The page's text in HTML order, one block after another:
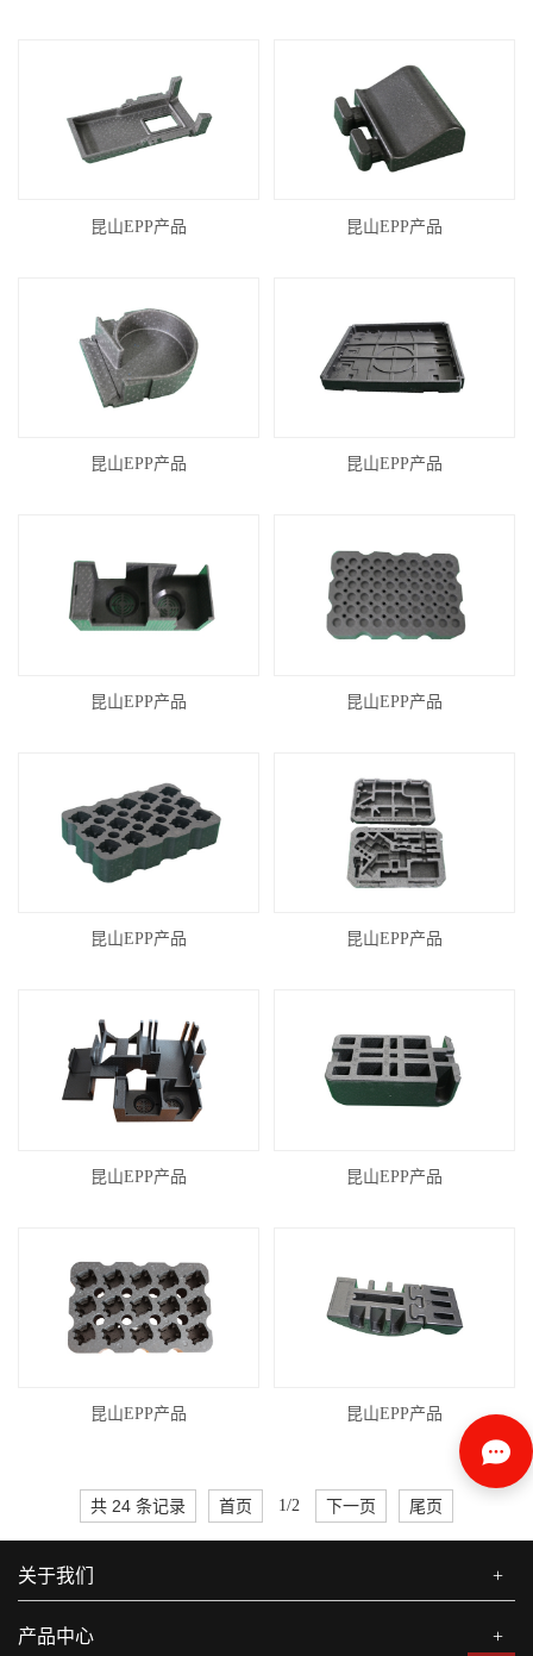
昆山EPP产品 昆山EPP产品
昆山EPP产品 昆山EPP产品
昆山EPP产品 昆山EPP产品
昆山EPP产品 昆山EPP产品
昆山EPP产品 昆山EPP产品
昆山EPP产品 昆山EPP产品
共 24 条记录 首页 1/2 下一页 尾页
关于我们 +
产品中心 +